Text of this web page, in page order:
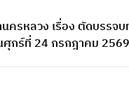
ครหลวง เรื่อง ตัดบรรจ
ศุกร์ที่ 24 กรกฎาคม 2569